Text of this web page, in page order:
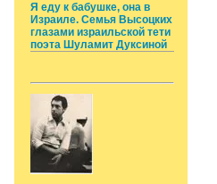
Я еду к бабушке, она в
Израиле. Семья Высоцких
глазами израильской тети
поэта Шуламит Дуксиной